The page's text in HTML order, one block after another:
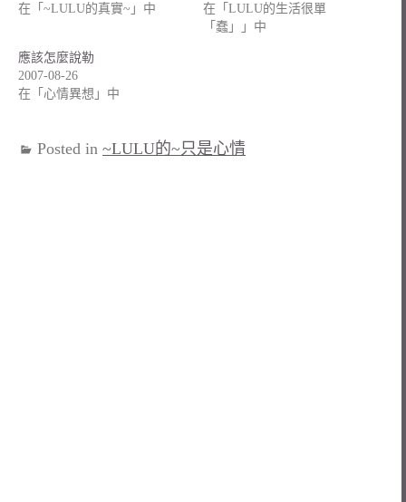
在「~LULU的真實~」中
在「LULU的生活很單
「蠢」」中
應該怎麼說勒
2007-08-26
在「心情異想」中
Posted in ~LULU的~只是心情